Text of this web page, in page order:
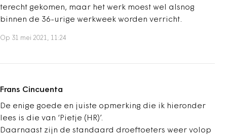
terecht gekomen, maar het werk moest wel alsnog
binnen de 36-urige werkweek worden verricht.
Op 31 mei 2021, 11:24
Frans Cincuenta
De enige goede en juiste opmerking die ik hieronder
lees is die van ‘Pietje (HR)’.
Daarnaast zijn de standaard droeftoeters weer volop